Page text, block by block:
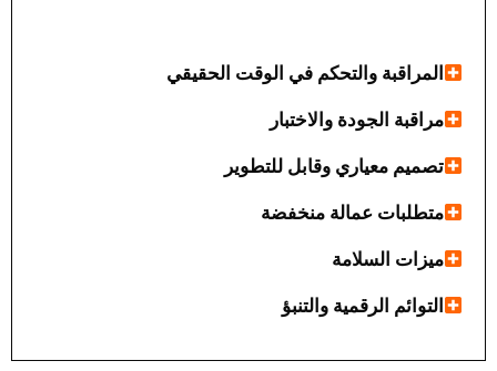
المراقبة والتحكم في الوقت الحقيقي
مراقبة الجودة والاختبار
تصميم معياري وقابل للتطوير
متطلبات عمالة منخفضة
ميزات السلامة
التوائم الرقمية والتنبؤ